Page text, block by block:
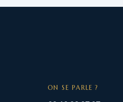
ON SE PARLE ?